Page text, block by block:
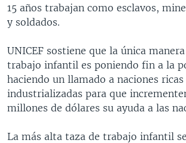
VENEZUELA
BRASIL
NICARAGUA
ECONOMÍA
ENTRETENIMIENTO Y CULTURA
TECNOLOGÍA
DEPORTES
CIENCIA Y SALUD
MULTIMEDIA
VIDEOS
FOTOGRAFÍA
AUDIOS
PROGRAMAS TV
EL MUNDO AL DÍA
FORO INTERAMERICANO
VISIÓN 360
LAS CLAVES
PANORAMA
RADIO
AVANCE INFORMATIVO
AUDIONOTICIAS
BUENOS DÍAS AMÉRICA
ESTADOS UNIDOS AL DÍA
DIRECT
DOCUMENTALES DE LA VOA
15 años trabajan como esclavos,
y soldados.
UNICEF sostiene que la única
trabajo infantil es poniendo fin a la
haciendo un llamado a naciones ricas
industrializadas para que
millones de dólares su ayuda a las
La más alta taza de trabajo infantil